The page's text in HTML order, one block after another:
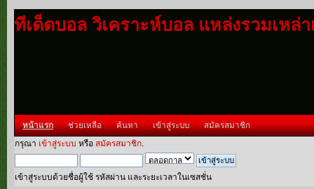
ทีเด็ดบอล วิเคราะห์บอล แหล่งรวมเหล่
หน้าแรก ช่วยเหลือ ค้นหา เข้าสู่ระบบ สมัครสมาชิก
กรุณา เข้าสู่ระบบ หรือ สมัครสมาชิก.
เข้าสู่ระบบด้วยชื่อผู้ใช้ รหัสผ่าน และระยะเวลาในเซสชั่น